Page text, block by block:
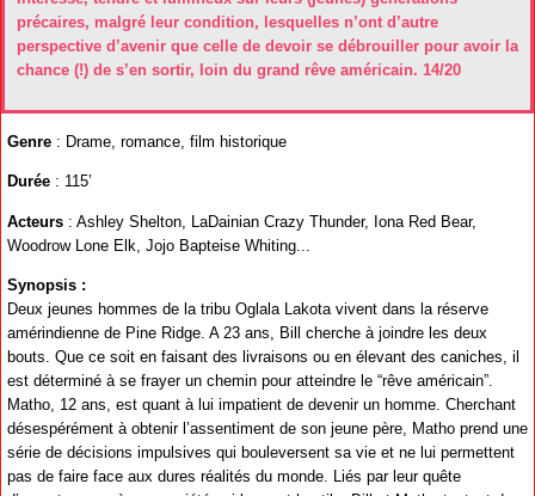
précaires, malgré leur condition, lesquelles n’ont d’autre
perspective d’avenir que celle de devoir se débrouiller pour avoir la
chance (!) de s’en sortir, loin du grand rêve américain. 14/20
Genre : Drame, romance, film historique
Durée : 115’
Acteurs : Ashley Shelton, LaDainian Crazy Thunder, Iona Red Bear,
Woodrow Lone Elk, Jojo Bapteise Whiting...
Synopsis :
Deux jeunes hommes de la tribu Oglala Lakota vivent dans la réserve
amérindienne de Pine Ridge. A 23 ans, Bill cherche à joindre les deux
bouts. Que ce soit en faisant des livraisons ou en élevant des caniches, il
est déterminé à se frayer un chemin pour atteindre le “rêve américain”.
Matho, 12 ans, est quant à lui impatient de devenir un homme. Cherchant
désespérément à obtenir l’assentiment de son jeune père, Matho prend une
série de décisions impulsives qui bouleversent sa vie et ne lui permettent
pas de faire face aux dures réalités du monde. Liés par leur quête